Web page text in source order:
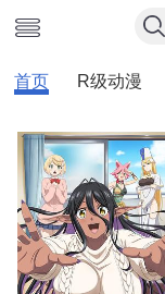
首页 R级动漫